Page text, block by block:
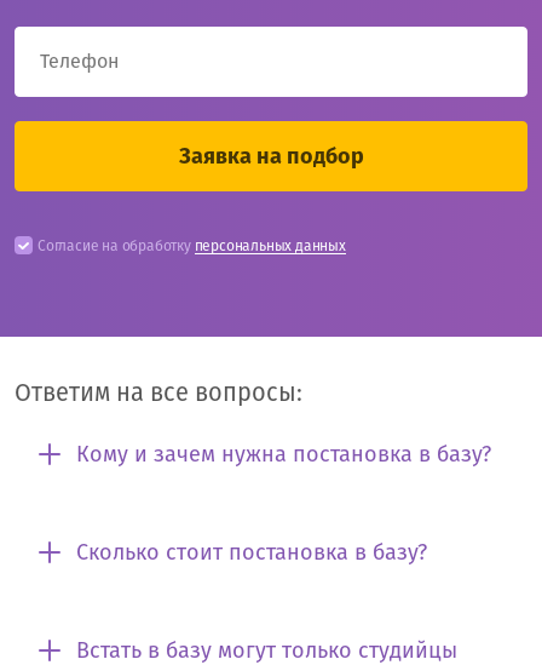
Согласие на обработку персональных данных
Ответим на все вопросы:
Кому и зачем нужна постановка в базу?
Сколько стоит постановка в базу?
Встать в базу могут только студийцы